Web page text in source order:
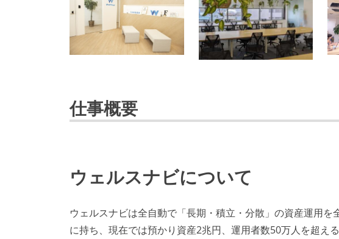
仕事概要
ウェルスナビについて
ウェルスナビは全自動で「長期・積立・分散」の資産運用
に持ち、現在では預かり資産2兆円、運用者数50万人を超え